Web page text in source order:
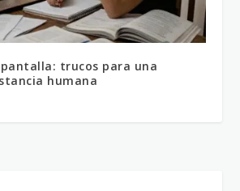
trucos para una
humana